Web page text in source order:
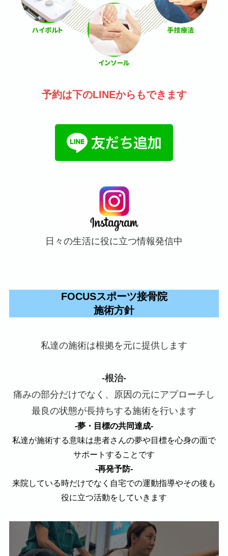
予約は下のLINEからもできます
日々の生活に役に立つ情報発信中
FOCUSスポーツ接骨院
施術方針
私達の施術は根拠を元に提供します
‐根治‐
痛みの部分だけでなく、原因の元にアプローチし
最良の状態が長持ちする施術を行います
‐夢・目標の共同達成‐
私達が施術する意味は患者さんの夢や目標を心身の面で
サポートすることです
‐再発予防‐
来院している時だけでなく自宅での運動指導やその後も
役に立つ活動をしていきます